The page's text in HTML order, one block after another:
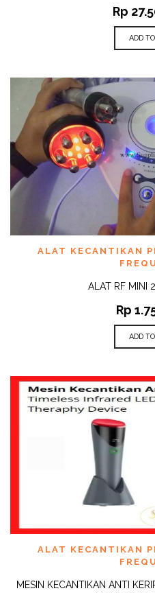
Rp
ADD
ALAT KECANTIKAN
ALAT RF MINI
Rp
ADD
ALAT KECANTIKAN
MESIN KECANTIKAN ANTI